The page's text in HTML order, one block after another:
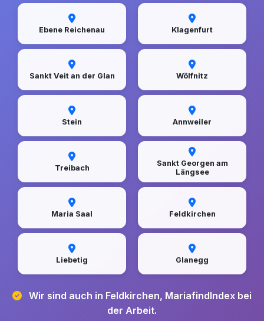
Ebene Reichenau Klagenfurt
Sankt Veit an der Glan Wölfnitz
Stein Annweiler
Treibach
Sankt Georgen am
Längsee
Maria Saal Feldkirchen
Liebetig Glanegg
Wir sind auch in Feldkirchen, MariafindIndex bei
der Arbeit.